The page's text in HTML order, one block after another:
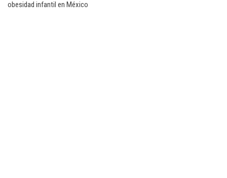
obesidad infantil en México